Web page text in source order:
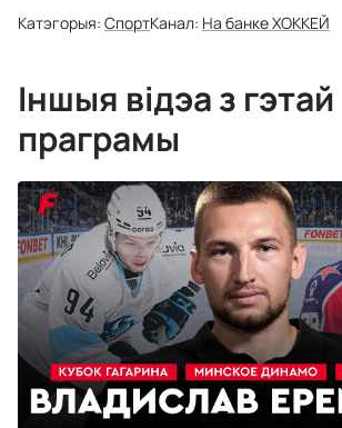
Катэгорыя: СпортКанал: На банке ХОККЕЙ
Іншыя відэа з гэтай
праграмы